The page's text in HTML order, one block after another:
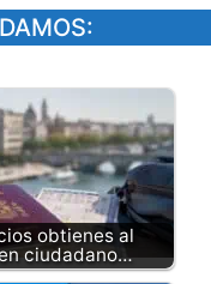
obtienes al
ciudadano…